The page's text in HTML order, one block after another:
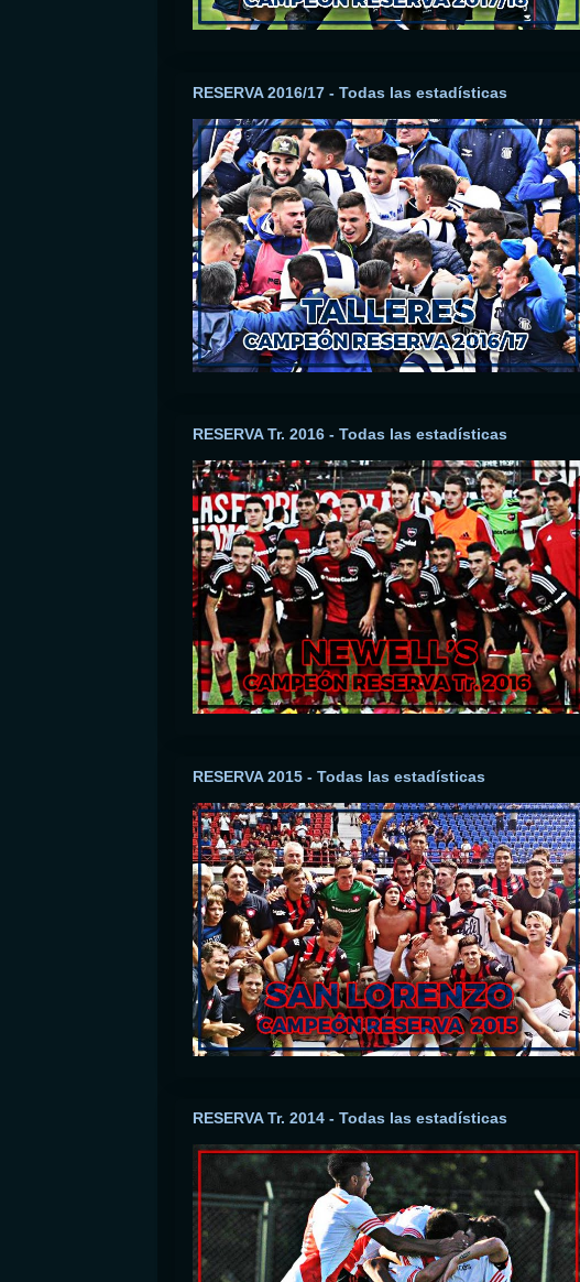
RESERVA 2016/17 - Todas las estadísticas
RESERVA Tr. 2016 - Todas las estadísticas
RESERVA 2015 - Todas las estadísticas
RESERVA Tr. 2014 - Todas las estadísticas